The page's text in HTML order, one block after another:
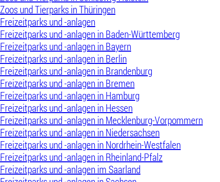
Zoos und Tierparks in Thüringen
Freizeitparks und -anlagen
Freizeitparks und -anlagen in Baden-Württemberg
Freizeitparks und -anlagen in Bayern
Freizeitparks und -anlagen in Berlin
Freizeitparks und -anlagen in Brandenburg
Freizeitparks und -anlagen in Bremen
Freizeitparks und -anlagen in Hamburg
Freizeitparks und -anlagen in Hessen
Freizeitparks und -anlagen in Mecklenburg-Vorpommern
Freizeitparks und -anlagen in Niedersachsen
Freizeitparks und -anlagen in Nordrhein-Westfalen
Freizeitparks und -anlagen in Rheinland-Pfalz
Freizeitparks und -anlagen im Saarland